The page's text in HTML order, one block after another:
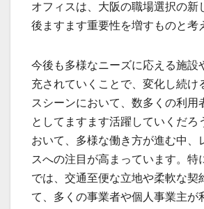
オフィスは、大阪の職場選択の新
後ますます重要性を増すものと考
今後も多様なニーズに応える施設
充されていくことで、変化し続け
スシーンにおいて、数多くの利用
としてますます活躍していくだろ
おいて、多様な働き方が進む中、
スへの注目が高まっています。特
では、交通至便な立地や柔軟な契
て、多くの事業者や個人事業主が